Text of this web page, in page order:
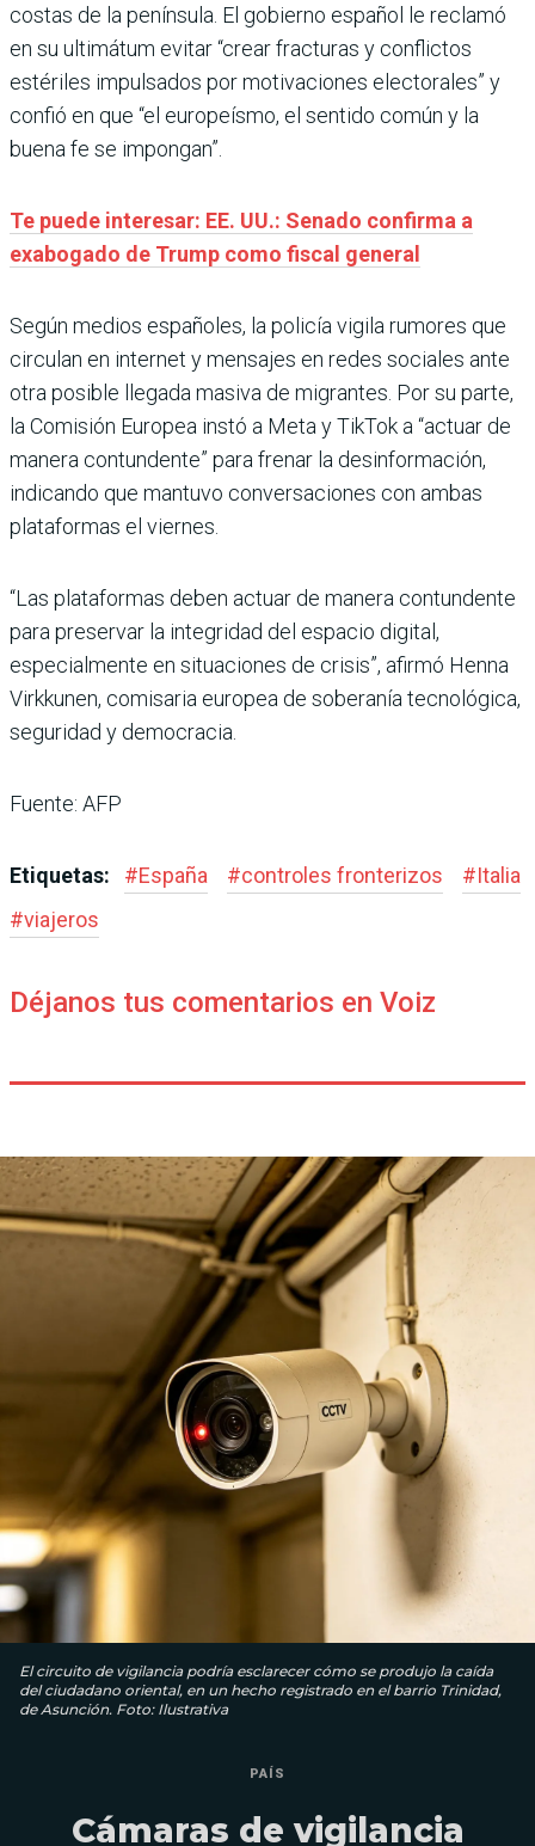
costas de la península. El gobierno español le reclamó
en su ultimátum evitar “crear fracturas y conflictos
estériles impulsados por motivaciones electorales” y
confió en que “el europeísmo, el sentido común y la
buena fe se impongan”.
Te puede interesar: EE. UU.: Senado confirma a
exabogado de Trump como fiscal general
Según medios españoles, la policía vigila rumores que
circulan en internet y mensajes en redes sociales ante
otra posible llegada masiva de migrantes. Por su parte,
la Comisión Europea instó a Meta y TikTok a “actuar de
manera contundente” para frenar la desinformación,
indicando que mantuvo conversaciones con ambas
plataformas el viernes.
“Las plataformas deben actuar de manera contundente
para preservar la integridad del espacio digital,
especialmente en situaciones de crisis”, afirmó Henna
Virkkunen, comisaria europea de soberanía tecnológica,
seguridad y democracia.
Fuente: AFP
Etiquetas: #España #controles fronterizos #Italia
#viajeros
Déjanos tus comentarios en Voiz
El circuito de vigilancia podría esclarecer cómo se produjo la caída
del ciudadano oriental, en un hecho registrado en el barrio Trinidad,
de Asunción. Foto: Ilustrativa
PAÍS
Cámaras de vigilancia